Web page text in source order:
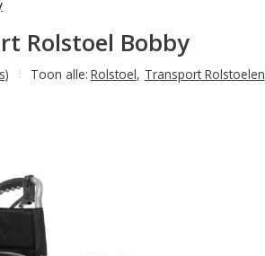
Rolstoel Bobby
Toon alle: Rolstoel, Transport Rolstoelen